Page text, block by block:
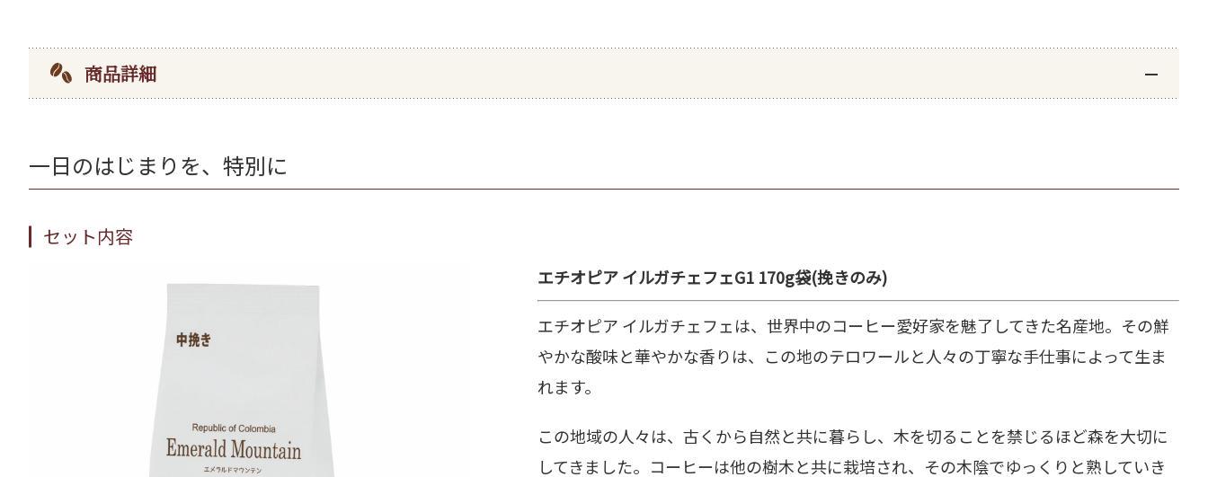
商品詳細
一日のはじまりを、特別に
セット内容
エチオピア イルガチェフェG1 170g袋(挽きのみ)
エチオピア イルガチェフェは、世界中のコーヒー愛好家を魅了してきた名産地。その鮮
やかな酸味と華やかな香りは、この地のテロワールと人々の丁寧な手仕事によって生ま
れます。
この地域の人々は、古くから自然と共に暮らし、木を切ることを禁じるほど森を大切に
してきました。コーヒーは他の樹木と共に栽培され、その木陰でゆっくりと熟していき